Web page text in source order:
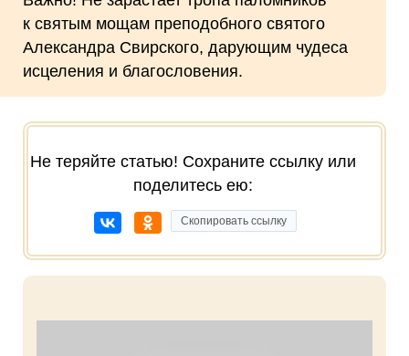
к святым мощам преподобного святого
Александра Свирского, дарующим чудеса
исцеления и благословения.
Не теряйте статью! Сохраните ссылку или
поделитесь ею:
Скопировать ссылку